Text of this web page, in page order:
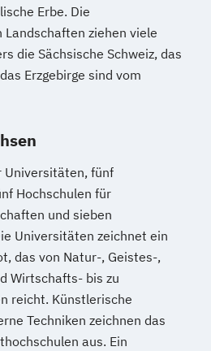
Erbe. Die
ziehen viele
die Sächsische Schweiz, das
Erzgebirge sind vom
Universitäten, fünf
Hochschulen für
und sieben
Universitäten zeichnet ein
das von Natur-, Geistes-,
Wirtschafts- bis zu
reicht. Künstlerische
Techniken zeichnen das
aus. Ein